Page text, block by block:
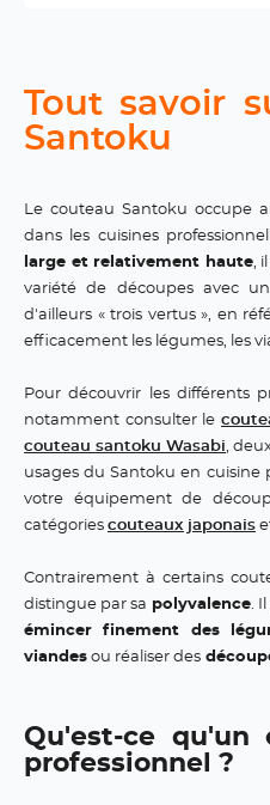
Tout savoir
Santoku
Le couteau Santoku occupe
dans les cuisines
large et relativement haute,
variété de découpes avec
d'ailleurs « trois vertus », en
efficacement les légumes, les
Pour découvrir les différents
notamment consulter le
couteau santoku Wasabi,
usages du Santoku en cuisine
votre équipement de
catégories couteaux japonais
Contrairement à certains
distingue par sa polyvalence.
émincer finement des
viandes ou réaliser des
Qu'est-ce qu'un
professionnel ?